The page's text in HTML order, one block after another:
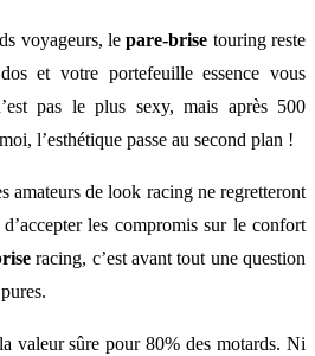
voyageurs, lepare-brise touring reste
et votre portefeuille essence vous
pas le plus sexy, mais après 500
l’esthétique passe au second plan !
amateurs de look racing ne regretteront
les compromis sur le confort
racing, c’est avant tout une question
valeur sûre pour 80% des motards. Ni